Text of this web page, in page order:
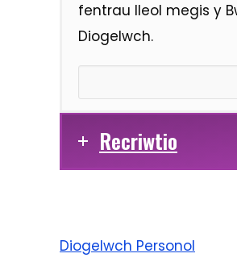
fentrau lleol megis y
Diogelwch.
Recriwtio
Diogelwch Personol